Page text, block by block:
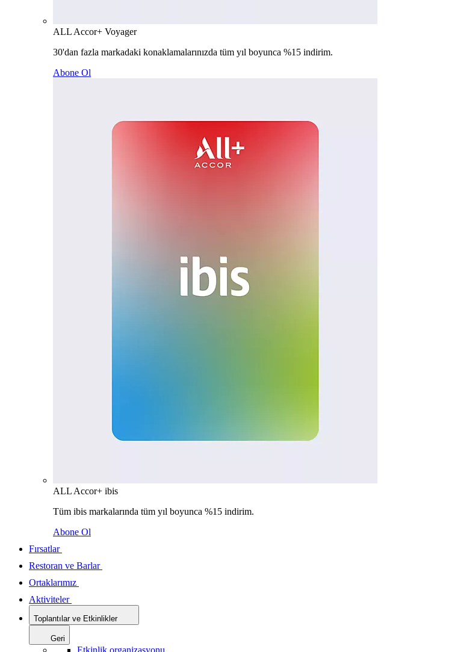
ALL Accor+ Voyager
30'dan fazla markadaki konaklamalarınızda tüm yıl boyunca %15 indirim.
Abone Ol
ALL Accor+ ibis
Tüm ibis markalarında tüm yıl boyunca %15 indirim.
Abone Ol
Fırsatlar
Restoran ve Barlar
Ortaklarımız
Aktiviteler
Toplantılar ve Etkinlikler
Geri
Etkinlik organizasyonu